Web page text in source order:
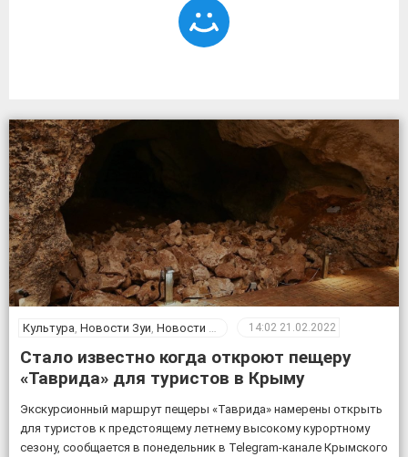
Культура Новости Зуи Новости Крыма 14:02 21.02.2022
Стало известно когда откроют пещеру
«Таврида» для туристов в Крыму
Экскурсионный маршрут пещеры «Таврида» намерены открыть
для туристов к предстоящему летнему высокому курортному
сезону, сообщается в понедельник в Telegram-канале Крымского